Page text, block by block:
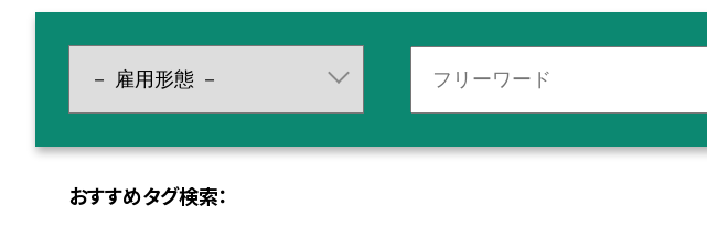
おすすめタグ検索：